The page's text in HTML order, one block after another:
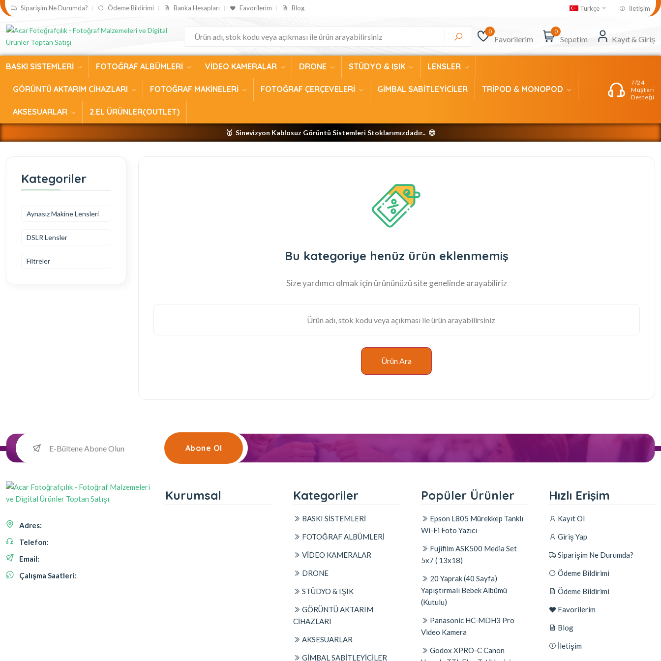
Siparişim Ne Durumda? Ödeme Bildirimi Banka Hesapları Favorilerim Blog Türkçe İletişim
0
Favorilerim
0
Sepetim Kayıt & Giriş
BASKI SİSTEMLERİ FOTOĞRAF ALBÜMLERİ VİDEO KAMERALAR DRONE STÜDYO & IŞIK LENSLER
GÖRÜNTÜ AKTARIM CİHAZLARI FOTOĞRAF MAKİNELERİ FOTOĞRAF ÇERÇEVELERİ GİMBAL SABİTLEYİCİLER TRİPOD & MONOPOD
AKSESUARLAR 2.EL ÜRÜNLER(OUTLET)
7/24
Müşteri
Desteği
🥇 Sinevizyon Kablosuz Görüntü Sistemleri Stoklarımızdadır.. 😎
Kategoriler
Aynasız Makine Lensleri
DSLR Lensler
Filtreler Bu kategoriye henüz ürün eklenmemiş
Size yardımcı olmak için ürününüzü site genelinde arayabiliriz
Ürün Ara
Abone Ol
Adres:
Telefon:
Email:
Çalışma Saatleri:
Kurumsal Kategoriler
BASKI SİSTEMLERİ
FOTOĞRAF ALBÜMLERİ
VİDEO KAMERALAR
DRONE
STÜDYO & IŞIK
GÖRÜNTÜ AKTARIM
CİHAZLARI
AKSESUARLAR
GİMBAL SABİTLEYİCİLER
Popüler Ürünler
Epson L805 Mürekkep Tanklı
Wi-Fi Foto Yazıcı
Fujifilm ASK500 Media Set
5x7 ( 13x18)
20 Yaprak (40 Sayfa)
Yapıştırmalı Bebek Albümü
(Kutulu)
Panasonic HC-MDH3 Pro
Video Kamera
Godox XPRO-C Canon
Hızlı Erişim
Kayıt Ol
Giriş Yap
Siparişim Ne Durumda?
Ödeme Bildirimi
Ödeme Bildirimi
Favorilerim
Blog
İletişim